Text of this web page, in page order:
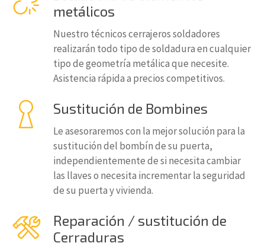
metálicos
Nuestro técnicos cerrajeros soldadores
realizarán todo tipo de soldadura en cualquier
tipo de geometría metálica que necesite.
Asistencia rápida a precios competitivos.
Sustitución de Bombines
Le asesoraremos con la mejor solución para la
sustitución del bombín de su puerta,
independientemente de si necesita cambiar
las llaves o necesita incrementar la seguridad
de su puerta y vivienda.
Reparación / sustitución de
Cerraduras